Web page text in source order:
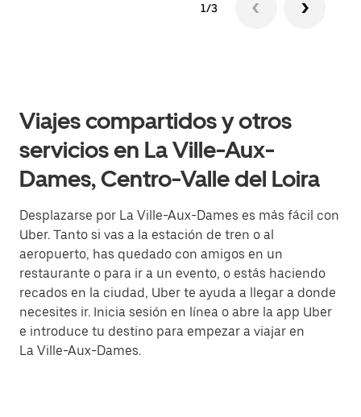
1/3
Viajes compartidos y otros
servicios en La Ville-Aux-
Dames, Centro-Valle del Loira
Desplazarse por La Ville-Aux-Dames es más fácil con
Uber. Tanto si vas a la estación de tren o al
aeropuerto, has quedado con amigos en un
restaurante o para ir a un evento, o estás haciendo
recados en la ciudad, Uber te ayuda a llegar a donde
necesites ir. Inicia sesión en línea o abre la app Uber
e introduce tu destino para empezar a viajar en
La Ville-Aux-Dames.